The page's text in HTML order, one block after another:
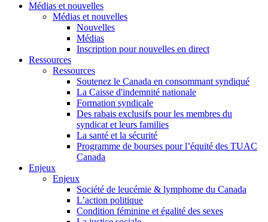
Médias et nouvelles
Médias et nouvelles
Nouvelles
Médias
Inscription pour nouvelles en direct
Ressources
Ressources
Soutenez le Canada en consommant syndiqué
La Caisse d'indemnité nationale
Formation syndicale
Des rabais exclusifs pour les membres du
syndicat et leurs families
La santé et la sécurité
Programme de bourses pour l’équité des TUAC
Canada
Enjeux
Enjeux
Société de leucémie & lymphome du Canada
L’action politique
Condition féminine et égalité des sexes